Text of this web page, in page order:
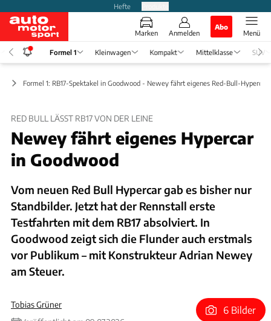
Hefte
Marken Anmelden
Abo
Menü
Formel 1 Kleinwagen Kompakt Mittelklasse SUV
Formel 1: RB17-Spektakel in Goodwood - Newey fährt eigenes Red-Bull-Hypercar
RED BULL LÄSST RB17 VON DER LEINE
Newey fährt eigenes Hypercar
in Goodwood
Vom neuen Red Bull Hypercar gab es bisher nur
Standbilder. Jetzt hat der Rennstall erste
Testfahrten mit dem RB17 absolviert. In
Goodwood zeigt sich die Flunder auch erstmals
vor Publikum – mit Konstrukteur Adrian Newey
am Steuer.
Tobias Grüner
6 Bilder